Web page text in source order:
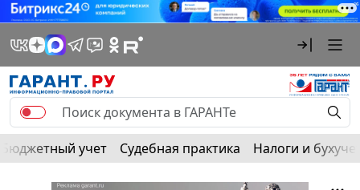
Бюджетный учет Судебная практика Налоги и